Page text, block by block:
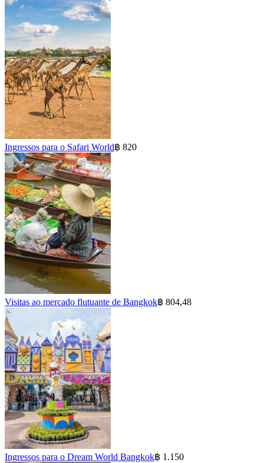
Ingressos para o Safari World฿ 820
Visitas ao mercado flutuante de Bangkok฿ 804,48
Ingressos para o Dream World Bangkok฿ 1.150